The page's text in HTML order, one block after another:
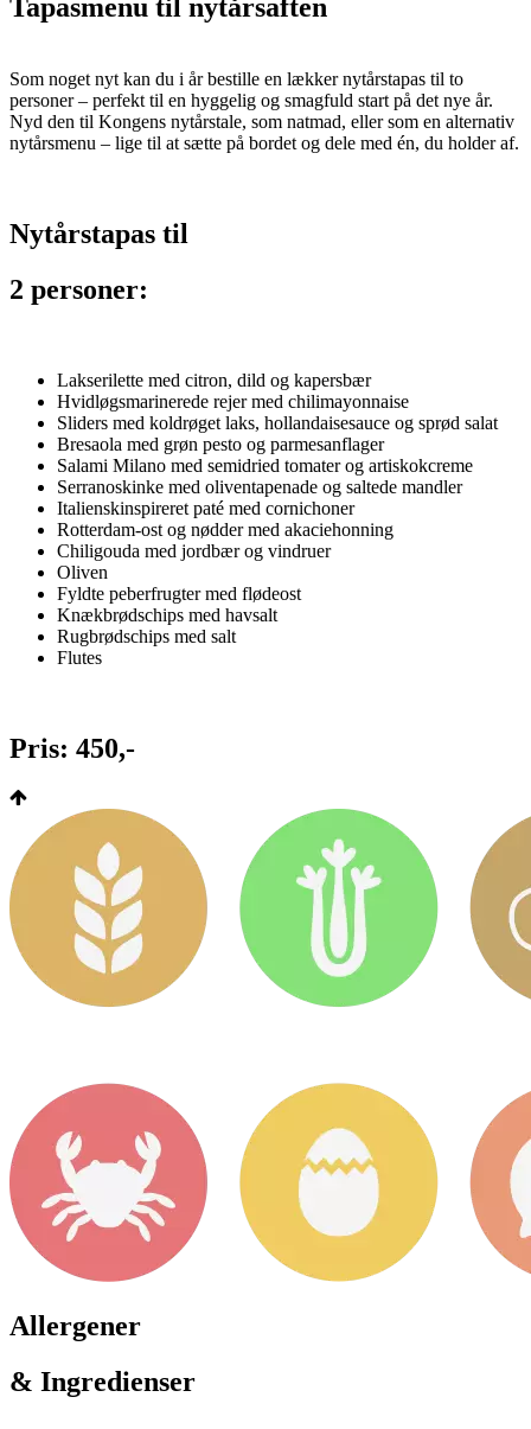
Tapasmenu til nytårsaften
Som noget nyt kan du i år bestille en lækker nytårstapas til to
personer – perfekt til en hyggelig og smagfuld start på det nye år.
Nyd den til Kongens nytårstale, som natmad, eller som en alternativ
nytårsmenu – lige til at sætte på bordet og dele med én, du holder af.
Nytårstapas til
2 personer:
Lakserilette med citron, dild og kapersbær
Hvidløgsmarinerede rejer med chilimayonnaise
Sliders med koldrøget laks, hollandaisesauce og sprød salat
Bresaola med grøn pesto og parmesanflager
Salami Milano med semidried tomater og artiskokcreme
Serranoskinke med oliventapenade og saltede mandler
Italienskinspireret paté med cornichoner
Rotterdam-ost og nødder med akaciehonning
Chiligouda med jordbær og vindruer
Oliven
Fyldte peberfrugter med flødeost
Knækbrødschips med havsalt
Rugbrødschips med salt
Flutes
Pris: 450,-
Allergener
& Ingredienser